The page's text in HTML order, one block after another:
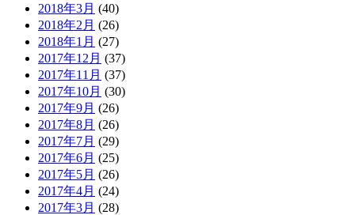
2018年3月 (40)
2018年2月 (26)
2018年1月 (27)
2017年12月 (37)
2017年11月 (37)
2017年10月 (30)
2017年9月 (26)
2017年8月 (26)
2017年7月 (29)
2017年6月 (25)
2017年5月 (26)
2017年4月 (24)
2017年3月 (28)